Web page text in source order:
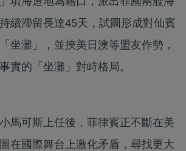
續滯留長達45天，試圖形成對仙賓
坐灘」，並挾美日澳等盟友作勢，
實的「坐灘」對峙格局。
馬可斯上任後，菲律賓正不斷在美
在國際舞台上激化矛盾，尋找更大